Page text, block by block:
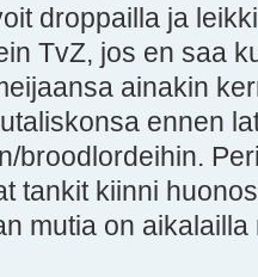
droppailla ja
TvZ, jos en saa
ainakin
ennen
broodlordeihin.
tankit kiinni
mutia on aikalailla